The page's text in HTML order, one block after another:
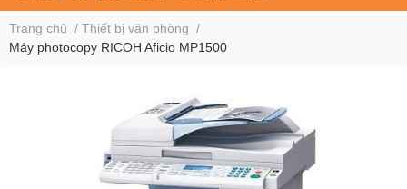
Trang chủ / Thiết bị văn phòng /
Máy photocopy RICOH Aficio MP1500